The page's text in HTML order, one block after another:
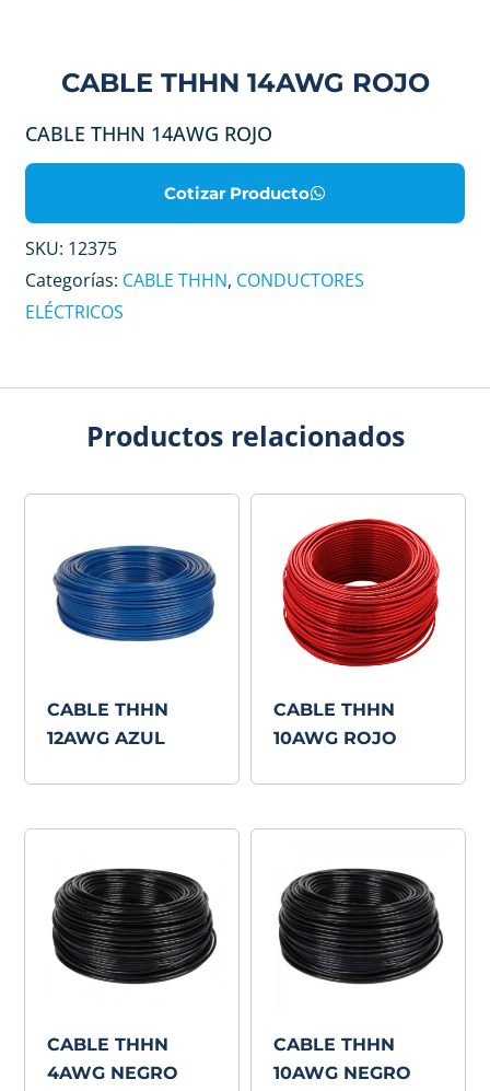
CABLE THHN 14AWG ROJO
CABLE THHN 14AWG ROJO
Cotizar Producto
SKU: 12375
Categorías: CABLE THHN, CONDUCTORES
ELÉCTRICOS
Productos relacionados
CABLE THHN
12AWG AZUL
CABLE THHN
10AWG ROJO
CABLE THHN
4AWG NEGRO
CABLE THHN
10AWG NEGRO